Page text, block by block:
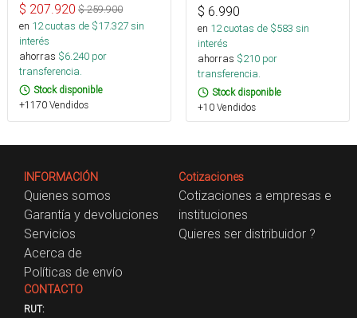
$ 207.920 $259.900
en 12cuotas de $17.327sin
interés
ahorras $6.240 por
transferencia.
Stock disponible
+1170 Vendidos
$ 6.990
en 12cuotas de $583 sin
interés
ahorras $210 por
transferencia.
Stock disponible
+10 Vendidos
INFORMACIÓN
Quienes somos
Garantía y devoluciones
Servicios
Acerca de
Políticas de envío
Cotizaciones
Cotizaciones a empresas e
instituciones
Quieres ser distribuidor ?
CONTACTO
RUT: